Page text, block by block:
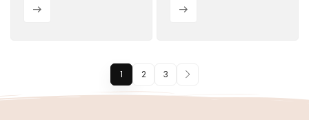
fábrica
exprimible para el
1 2 3